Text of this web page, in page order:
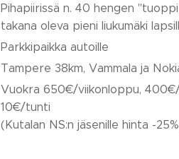
Pihapiirissä n. 40 hengen
takana oleva pieni liukumäki
Parkkipaikka autoille
Tampere 38km, Vammala ja
Vuokra 650€/viikonloppu,
10€/tunti
(Kutalan NS:n jäsenille hinta -